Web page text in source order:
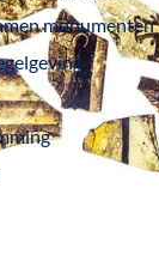
monumenten